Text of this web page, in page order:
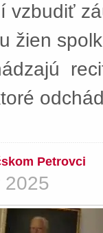
vzbudiť
žien
Petrovci
2025